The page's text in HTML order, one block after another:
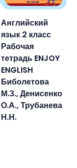
Английский
язык 2 класс
Рабочая
тетрадь ENJOY
ENGLISH
Биболетова
М.З., Денисенко
О.А., Трубанева
Н.Н.